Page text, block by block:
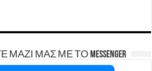
ΜΑΣ ΜΕ ΤΟ Messenger